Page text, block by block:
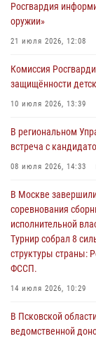
02 августа 2026, 13:28
За минувшие сутки
31 июля 2026, 13:53
В Санкт-Петербурге
сотрудников
Росгвардейцы
30 июля 2026, 05:10
Псковская
вневедомственной
Росгвардия
оружии»
21 июля 2026, 12:08
Комиссия
защищённости
10 июля 2026, 13:39
В региональном
встреча с
08 июля 2026, 14:33
В Москве
соревнования
исполнительной
Турнир собрал 8
структуры
ФССП.
14 июля 2026, 10:29
В Псковской
ведомственной